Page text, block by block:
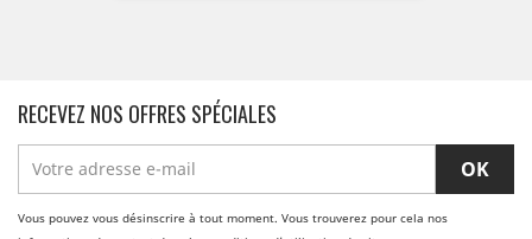
RECEVEZ NOS OFFRES SPÉCIALES
Vous pouvez vous désinscrire à tout moment. Vous trouverez pour cela nos